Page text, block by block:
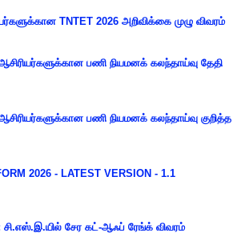
TNTET 2026 அறிவிக்கை முழு விவரம்
பணி நியமனக் கலந்தாய்வு தேதி
பணி நியமனக் கலந்தாய்வு குறித்த
2026 - LATEST VERSION - 1.1
சி.எஸ்.இ.யில் சேர கட்-ஆஃப் ரேங்க் விவரம்